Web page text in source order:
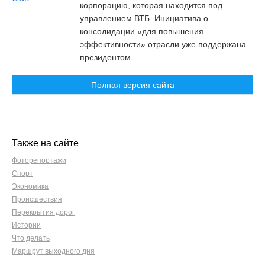
корпорацию, которая находится под
управлением ВТБ. Инициатива о
консолидации «для повышения
эффективности» отрасли уже поддержана
президентом.
Полная версия сайта
Также на сайте
Фоторепортажи
Спорт
Экономика
Происшествия
Перекрытия дорог
Истории
Что делать
Маршрут выходного дня